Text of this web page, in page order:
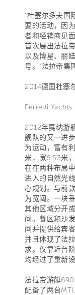
“杜塞尔多夫国
要的活动，因
者和经销商见
首次展出法拉
以及博星、丽
号。”法拉帝集
2014德国杜塞
Ferretti Yachts
2012年戛纳游
舰队的又一进
为运动，富有
米，宽5.53米
在在两种布局
进入的自然光
心规划。与前
为宽阔。一块
其他区域分开
间。餐区和沙
间并提供给宾
并且体现了法
求。仅靠近台
均经过了重新
法拉帝游艇
配备了两台